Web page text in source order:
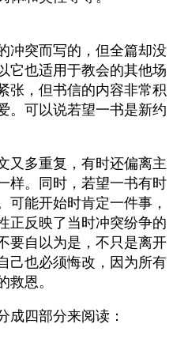
冲突而写的，但全篇却没
它也适用于教会的其他场
张，但书信的内容非常积
。可以说若望一书是新约
又多重复，有时还偏离主
样。同时，若望一书有时
可能开始时肯定一件事，
正反映了当时冲突纷争的
要自以为是，不只是离开
己也必须悔改，因为所有
救恩。
成四部分来阅读：